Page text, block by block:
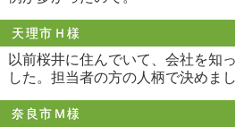
天理市Ｈ様
以前桜井に住んでいて、会社を知
した。担当者の方の人柄で決めまし
奈良市Ｍ様